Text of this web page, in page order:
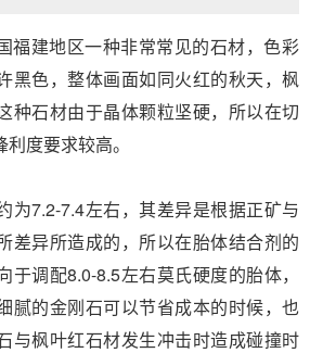
福建地区一种非常常见的石材，色彩
黑色，整体画面如同火红的秋天，枫
种石材由于晶体颗粒坚硬，所以在切
度要求较高。
为7.2-7.4左右，其差异是根据正矿与
差异所造成的，所以在胎体结合剂的
于调配8.0-8.5左右莫氏硬度的胎体，
腻的金刚石可以节省成本的时候，也
与枫叶红石材发生冲击时造成碰撞时